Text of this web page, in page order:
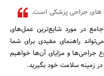
های جراحی پزشکی است.
در مورد شایع‌ترین عمل‌های
راهنمای مفیدی برای شما
جراحی‌ها و مزایای آن‌ها خواهیم
زمینه سلامت خود بگیرید.